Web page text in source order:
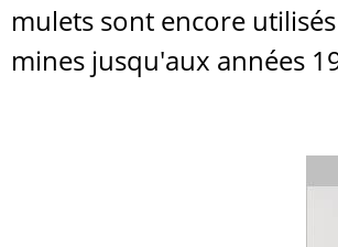
mulets sont encore
mines jusqu'aux années